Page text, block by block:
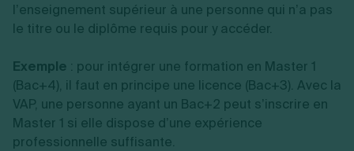
l’enseignement supérieur à une personne qui n’a pas
le titre ou le diplôme requis pour y accéder.
Exemple : pour intégrer une formation en Master 1
(Bac+4), il faut en principe une licence (Bac+3). Avec la
VAP, une personne ayant un Bac+2 peut s’inscrire en
Master 1 si elle dispose d’une expérience
professionnelle suffisante.